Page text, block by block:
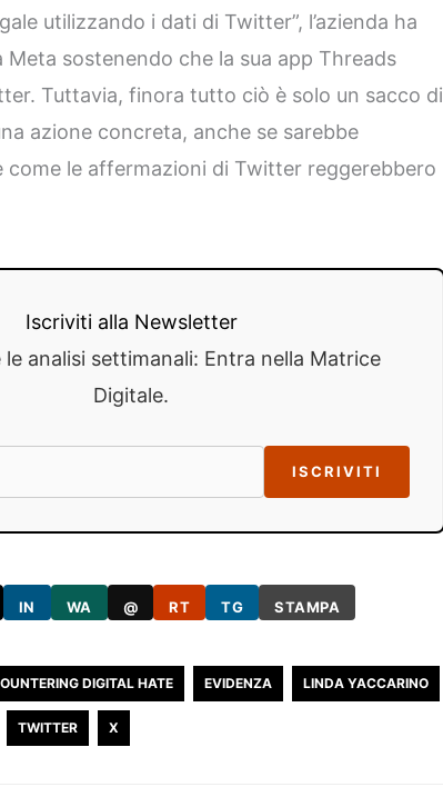
utilizzando i dati di Twitter”, l’azienda ha
sostenendo che la sua app Threads
Tuttavia, finora tutto ciò è solo un sacco di
azione concreta, anche se sarebbe
come le affermazioni di Twitter reggerebbero
Iscriviti alla Newsletter
analisi settimanali: Entra nella Matrice
Digitale.
ISCRIVITI
IN WA @ RT TG STAMPA
DIGITAL HATE EVIDENZA LINDA YACCARINO
TWITTER X